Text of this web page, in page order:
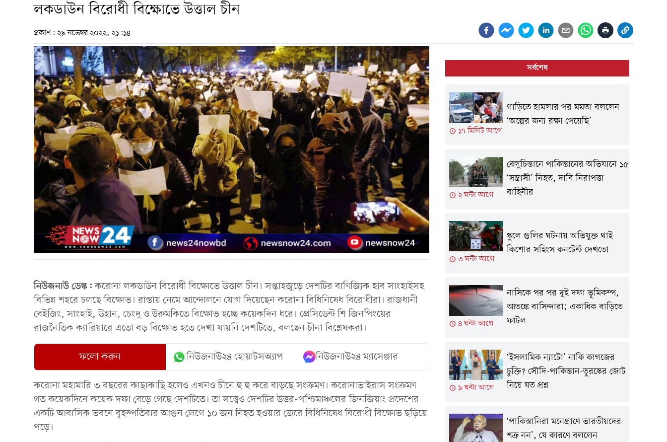
লকডাউন বিরোধী বিক্ষোভে উত্তাল চীন
প্রকাশ: ২৯ নভেম্বর ২০২২, ২১:১৪
নিউজনাউ ডেস্ক:করোনা লকডাউন বিরোধী বিক্ষোভে উত্তাল চীন। সপ্তাহজুড়ে দেশটির বাণিজ্যিক হাব সাংহাইসহ
বিভিন্ন শহরে চলছে বিক্ষোভ। রাস্তায় নেমে আন্দোলনে যোগ দিয়েছেন করোনা বিধিনিষেধ বিরোধীরা। রাজধানী
বেইজিং, সাংহাই, উহান, চেংদু ও উরুমকিতে বিক্ষোভ হচ্ছে কয়েকদিন ধরে। প্রেসিডেন্ট শি জিনপিংয়ের
রাজনৈতিক ক্যারিয়ারে এতো বড় বিক্ষোভ হতে দেখা যায়নি দেশটিতে, বলছেন চীনা বিশ্লেষকরা।
ফলো করুন নিউজনাউ২৪ হোয়াটসঅ্যাপ নিউজনাউ২৪ ম্যাসেঞ্জার
করোনা মহামারি ৩ বছরের কাছাকাছি হলেও এখনও চীনে হু হু করে বাড়ছে সংক্রমণ। করোনাভাইরাস সংক্রমণ
গত কয়েকদিনে কয়েক দফা বেড়ে গেছে দেশটিতে। তা সত্ত্বেও দেশটির উত্তর-পশ্চিমাঞ্চলের জিনজিয়াং প্রদেশের
একটি আবাসিক ভবনে বৃহস্পতিবার আগুন লেগে ১০ জন নিহত হওয়ার জেরে বিধিনিষেধ বিরোধী বিক্ষোভ ছড়িয়ে
পড়ে।
সর্বশেষ
১৭ মিনিট আগে
গাড়িতে হামলার পর মমতা বললেন
‘অল্পের জন্য রক্ষা পেয়েছি’
২ ঘন্টা আগে
বেলুচিস্তানে পাকিস্তানের অভিযানে ১৫
‘সন্ত্রাসী’ নিহত, দাবি নিরাপত্তা
বাহিনীর
৩ ঘন্টা আগে
স্কুলে গুলির ঘটনায় অভিযুক্ত থাই
কিশোর সহিংস কনটেন্ট দেখতো
৪ ঘন্টা আগে
নাসিকে পর পর দুই দফা ভূমিকম্প,
আতঙ্কে বাসিন্দারা; একাধিক বাড়িতে
ফাটল
৯ ঘন্টা আগে
‘ইসলামিক ন্যাটো’ নাকি কাগজের
চুক্তি? সৌদি-পাকিস্তান-তুরস্কের জোট
নিয়ে যত প্রশ্ন
‘পাকিস্তানিরা মনেপ্রাণে ভারতীয়দের
শত্রু নন’, যে কারণে বললেন